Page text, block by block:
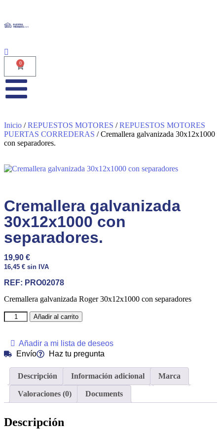
0
Inicio /REPUESTOS MOTORES /REPUESTOS MOTORES
PUERTAS CORREDERAS / Cremallera galvanizada 30x12x1000
con separadores.
Cremallera galvanizada
30x12x1000 con
separadores.
19,90 €
16,45 € sin IVA
REF: PRO02078
Cremallera galvanizada Roger 30x12x1000 con separadores
Añadir al carrito
Añadir a mi lista de deseos
Envío
Haz tu pregunta
Descripción Información adicional Marca
Valoraciones (0) Documents
Descripción